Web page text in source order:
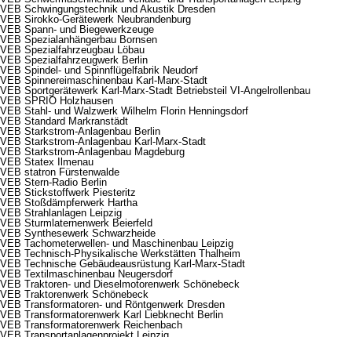
VEB Schwingungstechnik und Akustik Dresden
VEB Sirokko-Gerätewerk Neubrandenburg
VEB Spann- und Biegewerkzeuge
VEB Spezialanhängerbau Bornsen
VEB Spezialfahrzeugbau Löbau
VEB Spezialfahrzeugwerk Berlin
VEB Spindel- und Spinnflügelfabrik Neudorf
VEB Spinnereimaschinenbau Karl-Marx-Stadt
VEB Sportgerätewerk Karl-Marx-Stadt Betriebsteil VI-Angelrollenbau
VEB SPRIO Holzhausen
VEB Stahl- und Walzwerk Wilhelm Florin Henningsdorf
VEB Standard Markranstädt
VEB Starkstrom-Anlagenbau Berlin
VEB Starkstrom-Anlagenbau Karl-Marx-Stadt
VEB Starkstrom-Anlagenbau Magdeburg
VEB Statex Ilmenau
VEB statron Fürstenwalde
VEB Stern-Radio Berlin
VEB Stickstoffwerk Piesteritz
VEB Stoßdämpferwerk Hartha
VEB Strahlanlagen Leipzig
VEB Sturmlaternenwerk Beierfeld
VEB Synthesewerk Schwarzheide
VEB Tachometerwellen- und Maschinenbau Leipzig
VEB Technisch-Physikalische Werkstätten Thalheim
VEB Technische Gebäudeausrüstung Karl-Marx-Stadt
VEB Textilmaschinenbau Neugersdorf
VEB Traktoren- und Dieselmotorenwerk Schönebeck
VEB Traktorenwerk Schönebeck
VEB Transformatoren- und Röntgenwerk Dresden
VEB Transformatorenwerk Karl Liebknecht Berlin
VEB Transformatorenwerk Reichenbach